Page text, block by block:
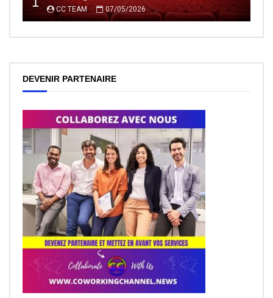
CC TEAM 07/05/2026
DEVENIR PARTENAIRE